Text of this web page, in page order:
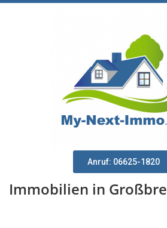
Anruf: 06625-1820
Immobilien in